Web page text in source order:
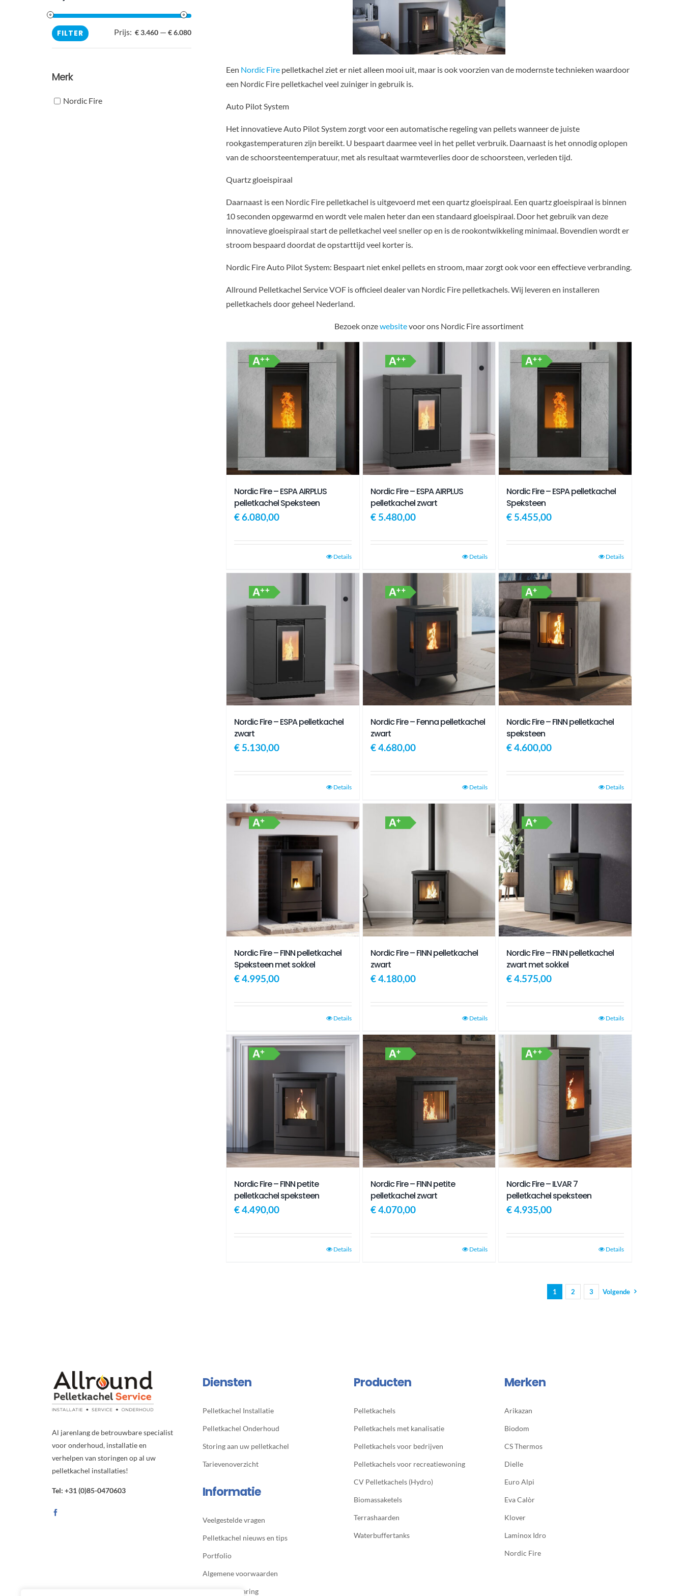
Een Nordic Fire pelletkachel ziet er niet alleen mooi uit, maar is ook voorzien van de modernste technieken waardoor
een Nordic Fire pelletkachel veel zuiniger in gebruik is.
Auto Pilot System
Het innovatieve Auto Pilot System zorgt voor een automatische regeling van pellets wanneer de juiste
rookgastemperaturen zijn bereikt. U bespaart daarmee veel in het pellet verbruik. Daarnaast is het onnodig oplopen
van de schoorsteentemperatuur, met als resultaat warmteverlies door de schoorsteen, verleden tijd.
Quartz gloeispiraal
Daarnaast is een Nordic Fire pelletkachel is uitgevoerd met een quartz gloeispiraal. Een quartz gloeispiraal is binnen
10 seconden opgewarmd en wordt vele malen heter dan een standaard gloeispiraal. Door het gebruik van deze
innovatieve gloeispiraal start de pelletkachel veel sneller op en is de rookontwikkeling minimaal. Bovendien wordt er
stroom bespaard doordat de opstarttijd veel korter is.
Nordic Fire Auto Pilot System: Bespaart niet enkel pellets en stroom, maar zorgt ook voor een effectieve verbranding.
Allround Pelletkachel Service VOF is officieel dealer van Nordic Fire pelletkachels. Wij leveren en installeren
pelletkachels door geheel Nederland.
Bezoek onzewebsitevoor ons Nordic Fire assortiment
Nordic Fire – ESPA AIRPLUS
pelletkachel Speksteen
€6.080,00
Details
Nordic Fire – ESPA AIRPLUS
pelletkachel zwart
€5.480,00
Details
Nordic Fire – ESPA pelletkachel
Speksteen
€ 5.455,00
Details
Nordic Fire – ESPA pelletkachel
zwart
€ 5.130,00
Details
Nordic Fire – Fenna pelletkachel
zwart
€4.680,00
Details
Nordic Fire – FINN pelletkachel
speksteen
€4.600,00
Details
Nordic Fire – FINN pelletkachel
Speksteen met sokkel
€4.995,00
Details
Nordic Fire – FINN pelletkachel
zwart
€4.180,00
Details
Nordic Fire – FINN pelletkachel
zwart met sokkel
€4.575,00
Details
Nordic Fire – FINN petite
pelletkachel speksteen
€4.490,00
Details
Nordic Fire – FINN petite
pelletkachel zwart
€4.070,00
Details
Nordic Fire – ILVAR 7
pelletkachel speksteen
€4.935,00
Details
1 2 3 Volgende
Min.
prijs
Max.
prijs
FILTER Prijs: € 3.460— € 6.080
Merk
Nordic Fire
Al jarenlang de betrouwbare specialist
voor onderhoud, installatie en
verhelpen van storingen op al uw
pelletkachel installaties!
Tel: +31 (0)85-0470603
Diensten
Pelletkachel Installatie
Pelletkachel Onderhoud
Storing aan uw pelletkachel
Tarievenoverzicht
Informatie
Veelgestelde vragen
Pelletkachel nieuws en tips
Portfolio
Algemene voorwaarden
Privacyverklaring
Producten
Pelletkachels
Pelletkachels met kanalisatie
Pelletkachels voor bedrijven
Pelletkachels voor recreatiewoning
CV Pelletkachels (Hydro)
Biomassaketels
Terrashaarden
Waterbuffertanks
Merken
Arikazan
Biodom
CS Thermos
Dielle
Euro Alpi
Eva Calòr
Klover
Laminox Idro
Nordic Fire